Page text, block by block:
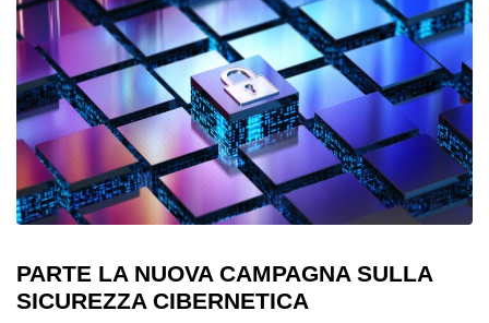
PARTE LA NUOVA CAMPAGNA SULLA
SICUREZZA CIBERNETICA